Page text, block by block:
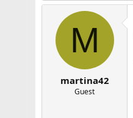
M
martina42
Guest